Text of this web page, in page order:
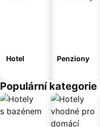
Hotel Penziony
Populární